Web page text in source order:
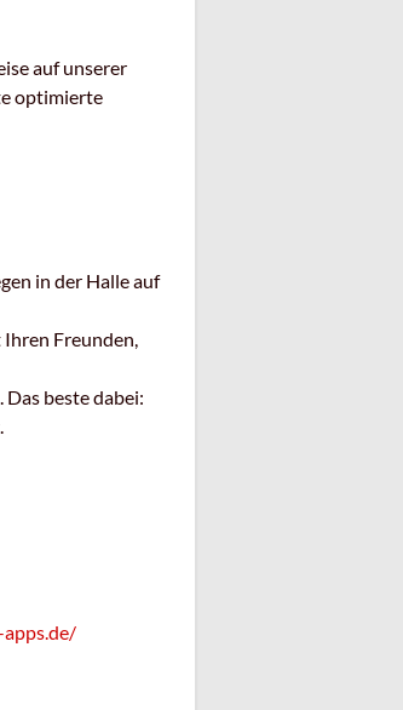
auf unserer
optimierte
in der Halle auf
Ihren Freunden,
beste dabei: